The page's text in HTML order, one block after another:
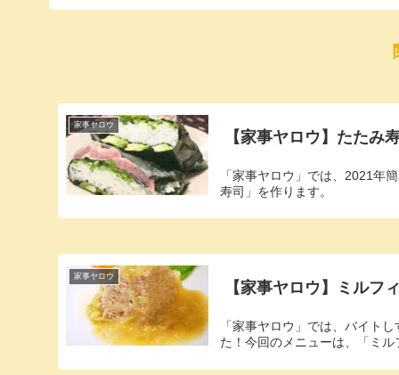
家事ヤロウ
【家事ヤロウ】たたみ
「家事ヤロウ」では、2021年
寿司」を作ります。
家事ヤロウ
【家事ヤロウ】ミルフ
「家事ヤロウ」では、バイト
た！今回のメニューは、「ミ